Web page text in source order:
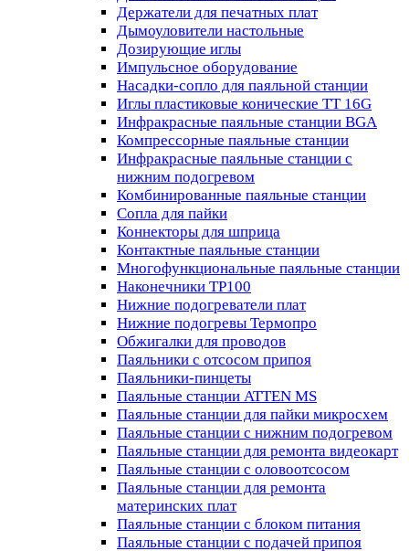
Держатели для печатных плат
Дымоуловители настольные
Дозирующие иглы
Импульсное оборудование
Насадки-сопло для паяльной станции
Иглы пластиковые конические TT 16G
Инфракрасные паяльные станции BGA
Компрессорные паяльные станции
Инфракрасные паяльные станции с
нижним подогревом
Комбинированные паяльные станции
Сопла для пайки
Коннекторы для шприца
Контактные паяльные станции
Многофункциональные паяльные станции
Наконечники TP100
Нижние подогреватели плат
Нижние подогревы Термопро
Обжигалки для проводов
Паяльники с отсосом припоя
Паяльники-пинцеты
Паяльные станции ATTEN MS
Паяльные станции для пайки микросхем
Паяльные станции с нижним подогревом
Паяльные станции для ремонта видеокарт
Паяльные станции с оловоотсосом
Паяльные станции для ремонта
материнских плат
Паяльные станции с блоком питания
Паяльные станции с подачей припоя